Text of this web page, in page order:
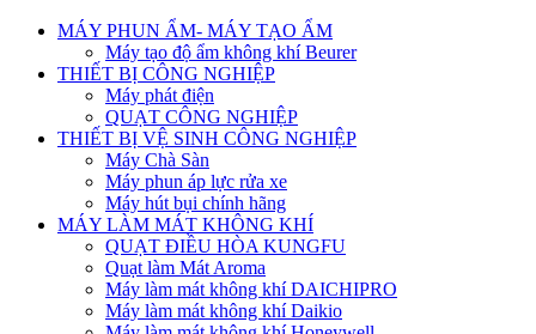
MÁY PHUN ẨM- MÁY TẠO ẨM
Máy tạo độ ẩm không khí Beurer
THIẾT BỊ CÔNG NGHIỆP
Máy phát điện
QUẠT CÔNG NGHIỆP
THIẾT BỊ VỆ SINH CÔNG NGHIỆP
Máy Chà Sàn
Máy phun áp lực rửa xe
Máy hút bụi chính hãng
MÁY LÀM MÁT KHÔNG KHÍ
QUẠT ĐIỀU HÒA KUNGFU
Quạt làm Mát Aroma
Máy làm mát không khí DAICHIPRO
Máy làm mát không khí Daikio